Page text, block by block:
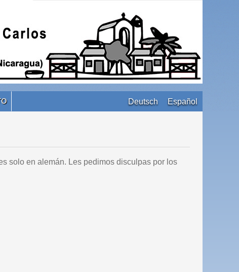
Deutsch Español
solo en alemán. Les pedimos disculpas por los